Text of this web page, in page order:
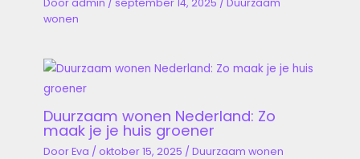
wonen
Duurzaam wonen Nederland: Zo
maak je je huis groener
DoorEva /oktober 15, 2025 /Duurzaam wonen